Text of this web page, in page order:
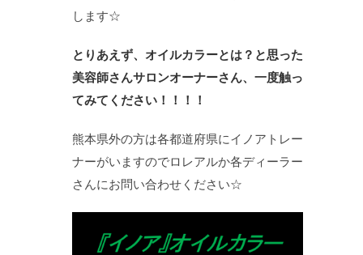
します☆
とりあえず、オイルカラーとは？と思った
美容師さんサロンオーナーさん、一度触っ
てみてください！！！！
熊本県外の方は各都道府県にイノアトレー
ナーがいますのでロレアルか各ディーラー
さんにお問い合わせください☆